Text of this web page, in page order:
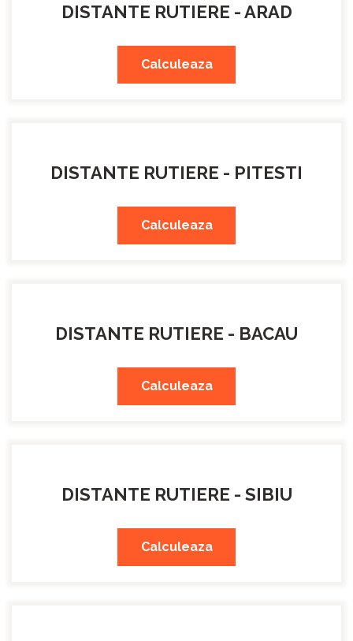
DISTANTE RUTIERE - ARAD
Calculeaza
DISTANTE RUTIERE - PITESTI
Calculeaza
DISTANTE RUTIERE - BACAU
Calculeaza
DISTANTE RUTIERE - SIBIU
Calculeaza